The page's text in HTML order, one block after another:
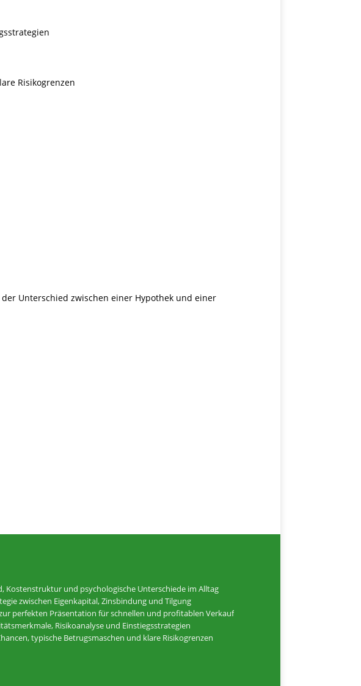
Risikogrenzen
Unterschied zwischen einer Hypothek und einer
Kostenstruktur und psychologische Unterschiede im Alltag
zwischen Eigenkapital, Zinsbindung und Tilgung
perfekten Präsentation für schnellen und profitablen Verkauf
Risikoanalyse und Einstiegsstrategien
typische Betrugsmaschen und klare Risikogrenzen